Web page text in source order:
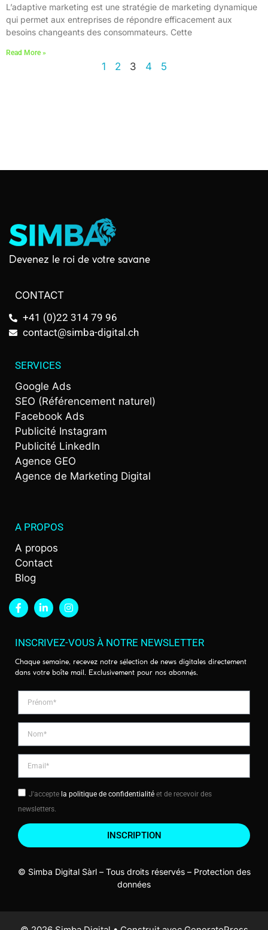
L’adaptive marketing est une stratégie de marketing dynamique
qui permet aux entreprises de répondre efficacement aux
besoins changeants des consommateurs. Cette
Read More »
1 2 3 4 5
Devenez le roi de votre savane
CONTACT
+41 (0)22 314 79 96
contact@simba-digital.ch
SERVICES
Google Ads
SEO (Référencement naturel)
Facebook Ads
Publicité Instagram
Publicité LinkedIn
Agence GEO
Agence de Marketing Digital
A PROPOS
A propos
Contact
Blog
INSCRIVEZ-VOUS À NOTRE NEWSLETTER
Chaque semaine, recevez notre sélection de news digitales directement
dans votre boîte mail. Exclusivement pour nos abonnés.
J'accepte la politique de confidentialité et de recevoir des
newsletters.
INSCRIPTION
© Simba Digital Sàrl – Tous droits réservés – Protection des
données